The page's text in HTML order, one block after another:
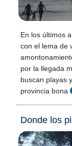
En los últimos
con el lema de
por la llegada
buscan playas
provincia bona
Donde los